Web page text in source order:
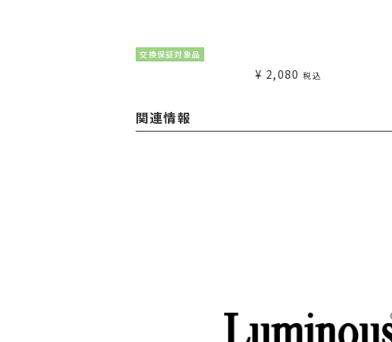
交換保証対象品
¥ 2,080 税込
関連情報